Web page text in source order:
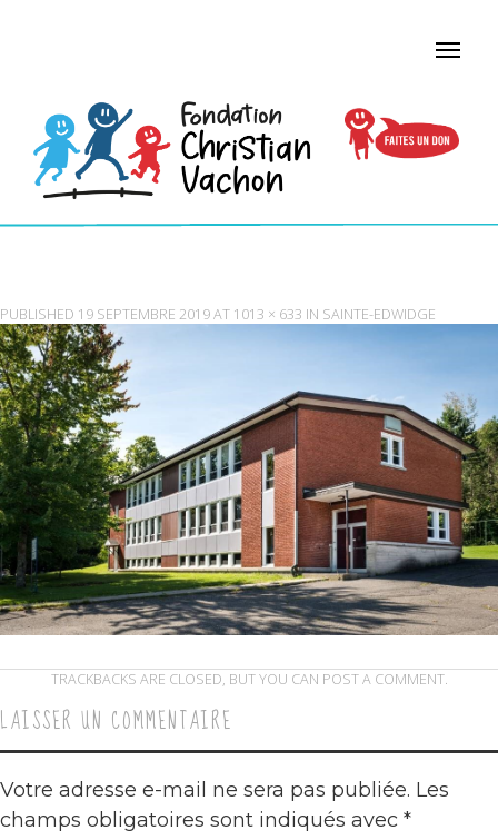
PUBLISHED 19 SEPTEMBRE 2019AT 1013 × 633 IN SAINTE-EDWIDGE
TRACKBACKS ARE CLOSED, BUT YOU CAN POST A COMMENT.
LAISSER UN COMMENTAIRE
Votre adresse e-mail ne sera pas publiée. Les
champs obligatoires sont indiqués avec *